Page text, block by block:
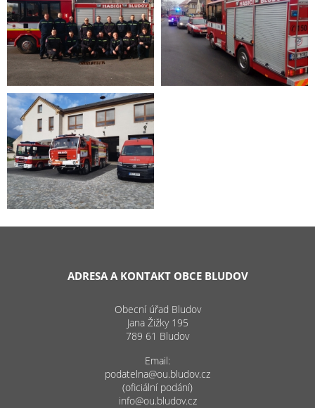
ADRESA A KONTAKT OBCE BLUDOV
Obecní úřad Bludov
Jana Žižky 195
789 61 Bludov
Email:
podatelna@ou.bludov.cz
(oficiální podání)
info@ou.bludov.cz